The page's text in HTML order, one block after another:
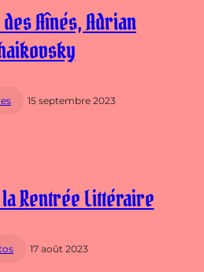
Aînés, Adrian
15 septembre 2023
Rentrée Littéraire
17 août 2023